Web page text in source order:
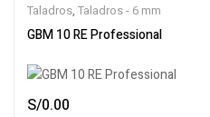
Taladros, Taladros - 6 mm
GBM 10 RE Professional
S/0.00